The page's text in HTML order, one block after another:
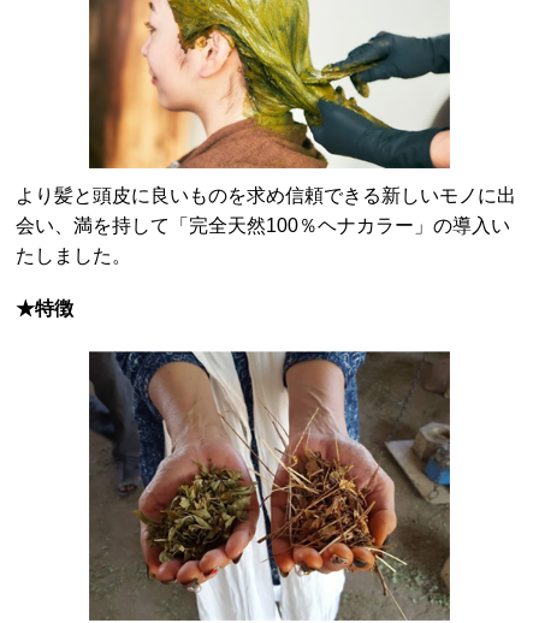
より髪と頭皮に良いものを求め信頼できる新しいモノに出
会い、満を持して「完全天然100％ヘナカラー」の導入い
たしました。
★特徴